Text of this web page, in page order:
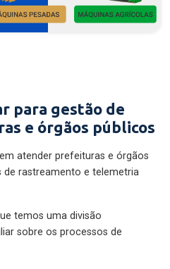
para gestão de
e órgãos públicos
atender prefeituras e órgãos
rastreamento e telemetria
temos uma divisão
sobre os processos de